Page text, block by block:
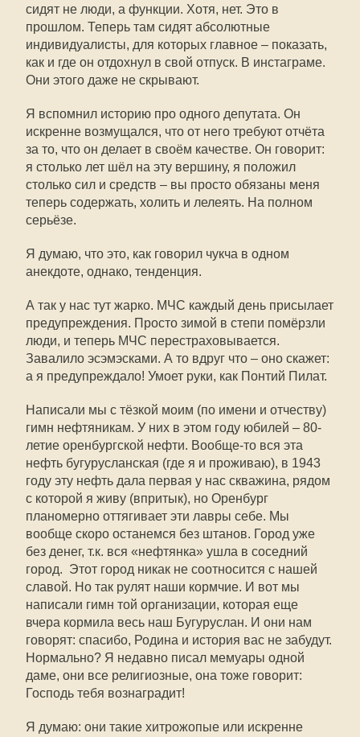
сидят не люди, а функции. Хотя, нет. Это в
прошлом. Теперь там сидят абсолютные
индивидуалисты, для которых главное – показать,
как и где он отдохнул в свой отпуск. В инстаграме.
Они этого даже не скрывают.
Я вспомнил историю про одного депутата. Он
искренне возмущался, что от него требуют отчёта
за то, что он делает в своём качестве. Он говорит:
я столько лет шёл на эту вершину, я положил
столько сил и средств – вы просто обязаны меня
теперь содержать, холить и лелеять. На полном
серьёзе.
Я думаю, что это, как говорил чукча в одном
анекдоте, однако, тенденция.
А так у нас тут жарко. МЧС каждый день присылает
предупреждения. Просто зимой в степи помёрзли
люди, и теперь МЧС перестраховывается.
Завалило эсэмэсками. А то вдруг что – оно скажет:
а я предупреждало! Умоет руки, как Понтий Пилат.
Написали мы с тёзкой моим (по имени и отчеству)
гимн нефтяникам. У них в этом году юбилей – 80-
летие оренбургской нефти. Вообще-то вся эта
нефть бугурусланская (где я и проживаю), в 1943
году эту нефть дала первая у нас скважина, рядом
с которой я живу (впритык), но Оренбург
планомерно оттягивает эти лавры себе. Мы
вообще скоро останемся без штанов. Город уже
без денег, т.к. вся «нефтянка» ушла в соседний
город. Этот город никак не соотносится с нашей
славой. Но так рулят наши кормчие. И вот мы
написали гимн той организации, которая еще
вчера кормила весь наш Бугуруслан. И они нам
говорят: спасибо, Родина и история вас не забудут.
Нормально? Я недавно писал мемуары одной
даме, они все религиозные, она тоже говорит:
Господь тебя вознаградит!
Я думаю: они такие хитрожопые или искренне